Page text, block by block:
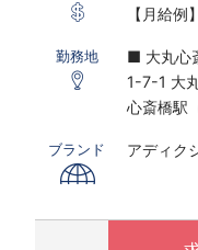
【月給
※研修期
※時給は
〇下記の
※ 夜10
勤務地
■ 大丸心
1-7-1 大
心斎橋駅
ブランド アディク